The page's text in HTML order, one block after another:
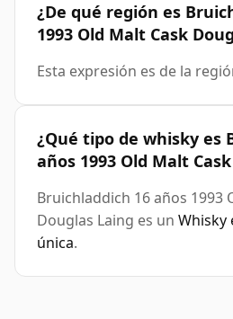
¿De qué región es
1993 Old Malt Cask
Esta expresión es de la
¿Qué tipo de whisky es
años 1993 Old Malt
Bruichladdich 16 años 1993
Douglas Laing es un Whisky
única.